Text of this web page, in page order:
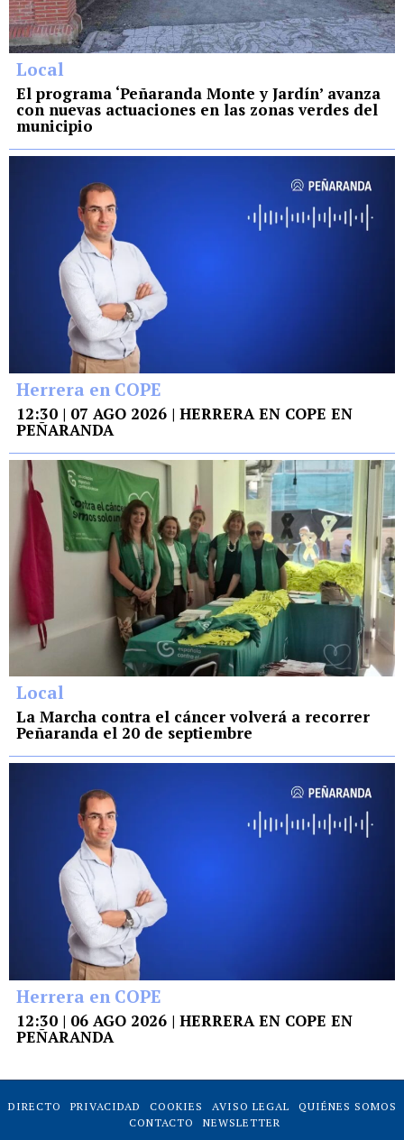
Local
El programa ‘Peñaranda Monte y Jardín’ avanza
con nuevas actuaciones en las zonas verdes del
municipio
Herrera en COPE
12:30 | 07 AGO 2026 | HERRERA EN COPE EN
PEÑARANDA
Local
La Marcha contra el cáncer volverá a recorrer
Peñaranda el 20 de septiembre
Herrera en COPE
12:30 | 06 AGO 2026 | HERRERA EN COPE EN
PEÑARANDA
DIRECTO PRIVACIDAD COOKIES AVISO LEGAL
QUIÉNES SOMOS
CONTACTO
NEWSLETTER